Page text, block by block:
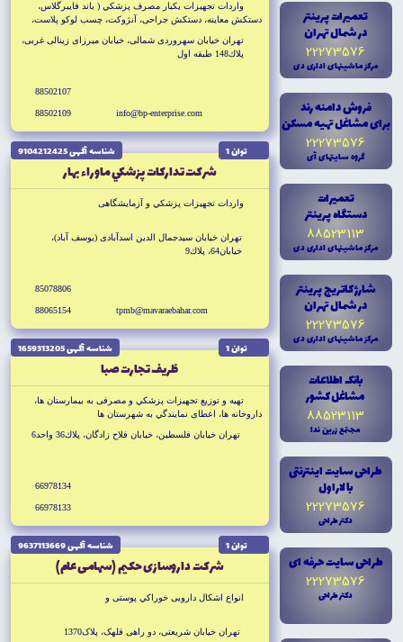
تعميرات پرينتر
در شمال تهران
22273576
مرکز ماشينهاى ادارى دى
فروش دامنه رند
براى مشاغل تهيه مسکن
22273576
گروه سايتهاى آى
تعميرات
دستگاه پرينتر
88523113
مرکز ماشينهاى ادارى دى
شارژ کاتريج پرينتر
در شمال تهران
22273576
مرکز ماشينهاى ادارى دى
بانک اطلاعات
مشاغل کشور
88523113
مجتمع زرين ندا
طراحى سايت اينترنتى
با لاراول
22273576
دکتر طراحى
طراحى سايت حرفه اى
22273576
دکتر طراحى
واردات تجهيزات يكبار مصرف پزشكي ( باند فايبرگلاس،
دستكش معاينه، دستكش جراحى، آنژوكت، چسب لوكو پلاست،
تهران خيابان سهروردى شمالى، خيابان ميرزاى زينالى غربى،
پلاك148 طبقه اول
info@bp-enterprise.com
88502107
88502109
توان 1 شناسه آگهى 9104212425
شركت تداركات پزشكي ماوراء بهار
واردات تجهيزات پزشكي و آزمايشگاهى
تهران خيابان سيدجمال الدين اسدآبادى (يوسف آباد)،
خيابان64، پلاك9
tpmb@mavaraebahar.com
85078806
88065154
توان 1 شناسه آگهى 1659313205
ظريف تجارت صبا
تهيه و توزيع تجهيزات پزشكي و مصرفى به بيمارستان ها،
داروخانه ها، اعطاى نمايندگي به شهرستان ها
تهران خيابان فلسطين، خيابان فلاح زادگان، پلاك36 واحد6
66978134
66978133
توان 1 شناسه آگهى 9637113669
شركت داروسازى حكيم (سهامى عام)
انواع اشكال دارويى خوراكي پوستى و
تهران خيابان شريعتى، دو راهى قلهک، پلاک1370